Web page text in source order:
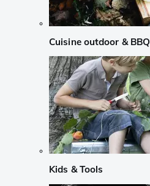
Cuisine outdoor & BBQ
Kids & Tools